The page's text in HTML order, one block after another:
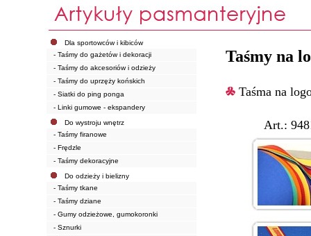
Dla sportowców i kibiców
- Taśmy do gażetów i dekoracji
- Taśmy do akcesoriów i odzieży
- Taśmy do uprzęży końskich
- Siatki do ping ponga
- Linki gumowe - ekspandery
Do wystroju wnętrz
- Taśmy firanowe
- Frędzle
- Taśmy dekoracyjne
Do odzieży i bielizny
- Taśmy tkane
- Taśmy dziane
- Gumy odzieżowe, gumokoronki
- Sznurki
Taśmy na
Taśma na
Art.: 9481/